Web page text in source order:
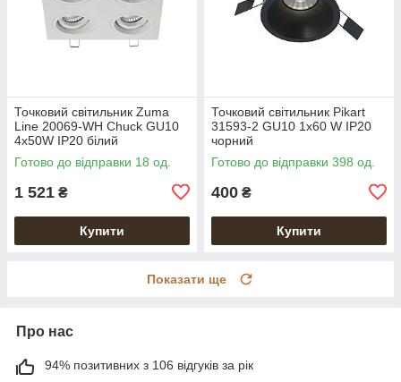
Точковий світильник Zuma
Line 20069-WH Chuck GU10
4x50W IP20 білий
Готово до відправки 18 од.
1 521 ₴
Купити
Точковий світильник Pikart
31593-2 GU10 1x60 W IP20
чорний
Готово до відправки 398 од.
400 ₴
Купити
Показати ще
Про нас
94% позитивних з 106 відгуків за рік